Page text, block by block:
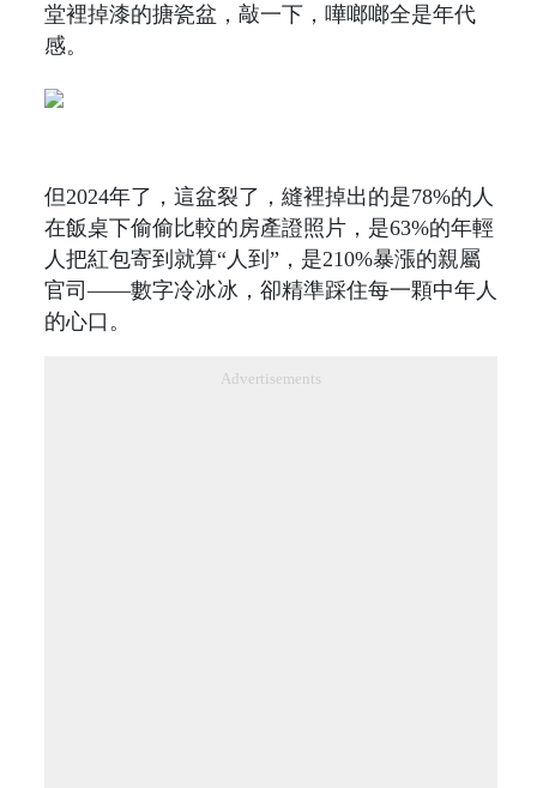
堂裡掉漆的搪瓷盆，敲一下，嘩啷啷全是年代
感。
但2024年了，這盆裂了，縫裡掉出的是78%的人
在飯桌下偷偷比較的房產證照片，是63%的年輕
人把紅包寄到就算“人到”，是210%暴漲的親屬
官司——數字冷冰冰，卻精準踩住每一顆中年人
的心口。
Advertisements